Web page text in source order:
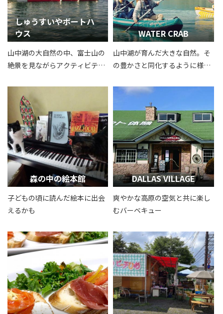
しゅうすいやボートハ
ウス
山中湖の大自然の中、富士山の
絶景を見ながらアクティビティ
WATER CRAB
山中湖が育んだ大きな自然。そ
の豊かさと同化するように様々
だけます。
森の中の絵本館
子どもの頃に読んだ絵本に出会
えるかも
DALLAS VILLAGE
爽やかな高原の空気と共に楽し
むバーベキュー